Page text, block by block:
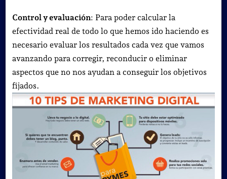
Control y evaluación: Para poder calcular la
efectividad real de todo lo que hemos ido haciendo es
necesario evaluar los resultados cada vez que vamos
avanzando para corregir, reconducir o eliminar
aspectos que no nos ayudan a conseguir los objetivos
fijados.